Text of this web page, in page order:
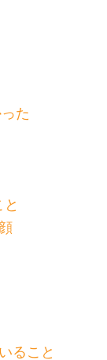
た
ること